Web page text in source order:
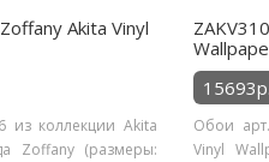
Akita Vinyl
из коллекции Akita
Zoffany (размеры:
15693р.
Обои
Vinyl